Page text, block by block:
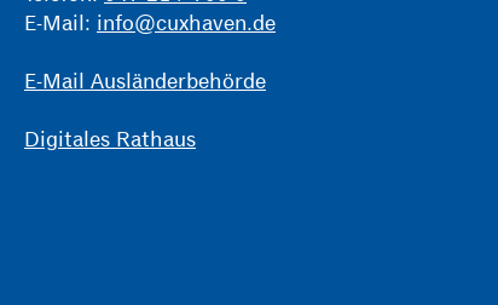
E-Mail: info@cuxhaven.de
E-Mail Ausländerbehörde
Digitales Rathaus